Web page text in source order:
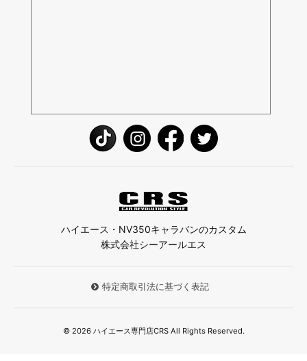
ハイエース・NV350キャラバンのカスタム
株式会社シーアールエス
特定商取引法に基づく表記
© 2026 ハイエース専門店CRS All Rights Reserved.